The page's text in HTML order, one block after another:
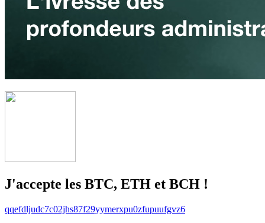
J'accepte les BTC, ETH et BCH !
qqefdljudc7c02jhs87f29yymerxpu0zfupuufgvz6